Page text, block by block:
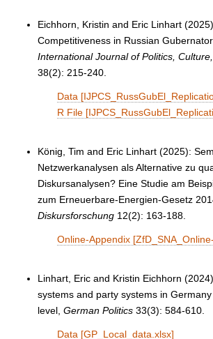
Eichhorn, Kristin and Eric Linhart
Competitiveness in Russian
International Journal of Politics,
38(2): 215-240
Data
R File
König, Tim and Eric Linhart (2025):
Netzwerkanalysen als Alternative zu
Diskursanalysen? Eine Studie am
zum Erneuerbare-Energien-Gesetz
Diskursforschung 12(2): 163-188
Online-Appendix
Linhart, Eric and Kristin Eichhorn
systems and party systems in
level, German Politics 33(3): 584-610.
Data [GP_Local_data.xlsx]